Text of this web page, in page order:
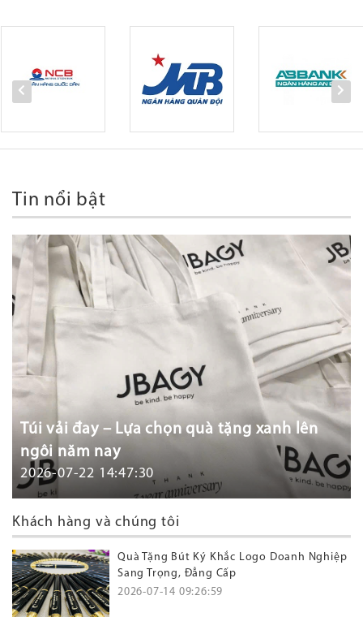
Tin nổi bật
Túi vải đay – Lựa chọn quà tặng xanh lên
ngôi năm nay
2026-07-22 14:47:30
Khách hàng và chúng tôi
Quà Tặng Bút Ký Khắc Logo Doanh Nghiệp
Sang Trọng, Đẳng Cấp
2026-07-14 09:26:59